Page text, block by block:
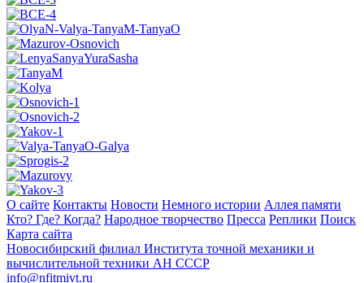
О сайте Контакты Новости Немного истории Аллея памяти
Кто? Где? Когда? Народное творчество Пресса Реплики Поиск
Карта сайта
Новосибирский филиал Института точной механики и
вычислительной техники АН СССР
info@nfitmivt.ru